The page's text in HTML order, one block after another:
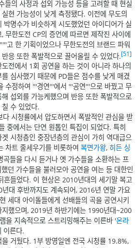
들의 사정과 섭외 가능성 등을 고려할 때 현실
현 가능성이 낮게 측정됐다. 이전에 무도의
박명수가 비슷하게 시도했었던 아이디어가 실
무한도전 CP의 증언에 따르면 제작진 사이에
고 한 기획이었으나 무한도전의 브랜드 파워
응 또한 폭발적으로 끌어올릴 수 있었다.[51]
전에서 1회 공연을 하는 것이 아니라 하나의
심사했기 때문에 PD들은 점수를 낮게 매겼
수정하여 '''경연'''에서 '''공연'''으로 바꿨고 무
섭외를 가능케했으며 반응 또한 폭발적으로
수 있었다.
시청률에서 압도하면서 폭발적인 관심을 받
중에서는 단연 원톱인 특집이 되었다. 특히
시청층인 중장년층의 관심이 가히 역대급으
차트 줄세우기를 비롯하여복면가왕, 히든 싱
곡들을 다시 듣거나 옛 가수들을 소환하는 프
던 가수들을 불러모아 공연을 여는 등 대한민
흔들었다. 이 현상은 2010년대의 세기말 복고
대 후반까지도 계속되어, 2016년 연말 가요
세대 아이돌들에게 선배들의 곡을 공연시키
지했으며, 2019년 하반기에는 1990년대~200
을 지속적으로 스트리밍해주는 이른바 '온라
이른다.
거뒀다. 1부 방영일엔 전국 시청률 19.8%,